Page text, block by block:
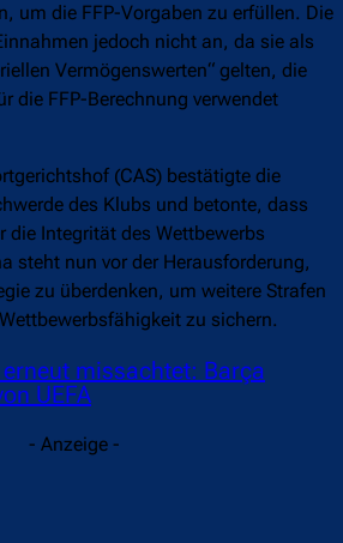
um die FFP-Vorgaben zu erfüllen. Die
jedoch nicht an, da sie als
Vermögenswerten“ gelten, die
die FFP-Berechnung verwendet
(CAS) bestätigte die
des Klubs und betonte, dass
die Integrität des Wettbewerbs
steht nun vor der Herausforderung,
zu überdenken, um weitere Strafen
zu sichern.
missachtet: Barça
UEFA
- Anzeige -